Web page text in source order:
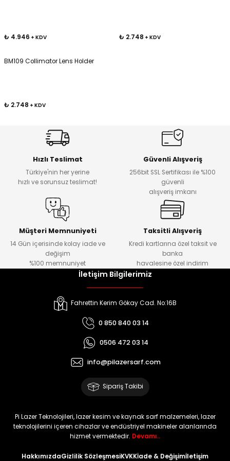
₺ 4.946 + KDV ₺ 2.748 + KDV
BM109 Collimator Lens Holder
₺ 2.748 + KDV
Hızlı Teslimat
Türkiye'nin her yerine
hızlı ve sorunsuz teslimat!
Güvenli Alışveriş
256bit SSL Sertifikası ile %100
güvenli
alışveriş imkanı
Müşteri Memnuniyeti
14 Gün içerisinde kolay iade ve
değişim
%100 memnuniyet
Taksitli Alışveriş
Kredi kartlarına özel taksit ve
banka
havalesine özel indirim
İletişim Bilgilerimiz
Fahrettin Kerim Gökay Cad. No:16B
0 850 840 03 14
0506 472 03 14
info@pilazersarf.com
Sipariş Takibi
Pi Lazer Teknolojileri, lazer kesim ve kaynak sarf malzemeleri, lazer
teknolojilerini içeren cihazlar ve endüstriyel makineler alanlarında
hizmet vermektedir. Devamı..
HakkımızdaGizlilik SözleşmesiKVKKİade & Değişimİletişim